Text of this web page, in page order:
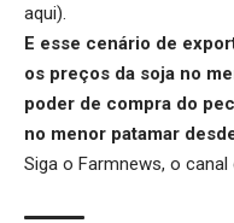
aqui).
E esse cenário de
os preços da soja no
poder de compra do
no menor patamar
Siga o Farmnews, o